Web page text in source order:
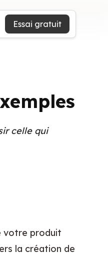
Essai gratuit
celle qui
votre produit
la création de